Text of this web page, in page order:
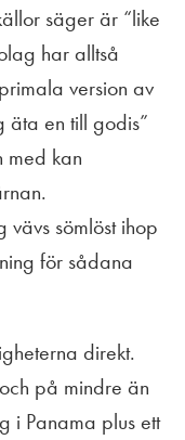
säger är “like
har alltså
version av
en till godis”
med kan
sömlöst ihop
för sådana
direkt.
på mindre än
i Panama plus ett